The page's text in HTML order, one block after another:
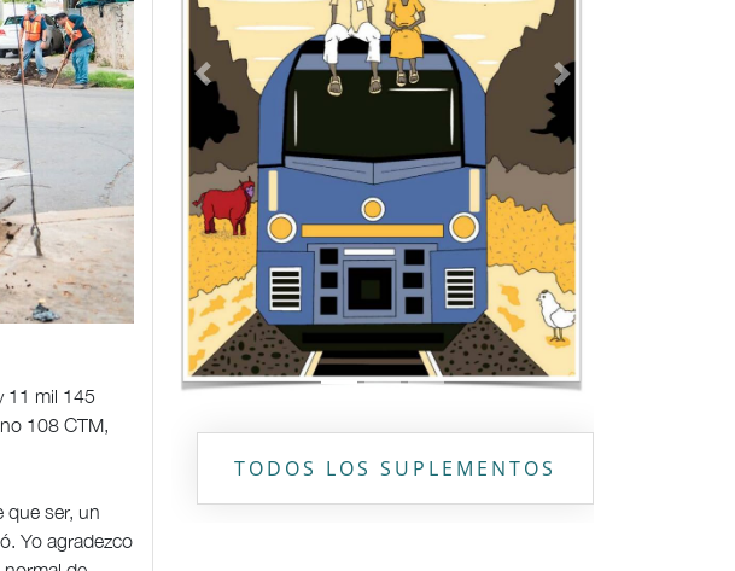
11 mil 145
108 CTM,
que ser, un
Yo agradezco